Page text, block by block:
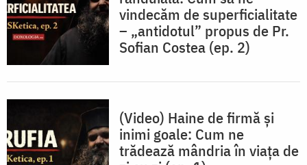
vindecăm de superficialitate
– „antidotul” propus de Pr.
Sofian Costea (ep. 2)
(Video) Haine de firmă și
inimi goale: Cum ne
trădează mândria în viața de